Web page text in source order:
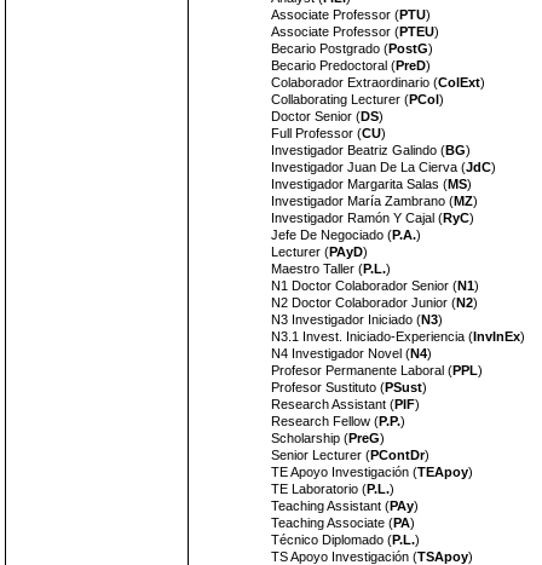
Associate Professor (PTU)
Associate Professor (PTEU)
Becario Postgrado (PostG)
Becario Predoctoral (PreD)
Colaborador Extraordinario (ColExt)
Collaborating Lecturer (PCol)
Doctor Senior (DS)
Full Professor (CU)
Investigador Beatriz Galindo (BG)
Investigador Juan De La Cierva (JdC)
Investigador Margarita Salas (MS)
Investigador María Zambrano (MZ)
Investigador Ramón Y Cajal (RyC)
Jefe De Negociado (P.A.)
Lecturer (PAyD)
Maestro Taller (P.L.)
N1 Doctor Colaborador Senior (N1)
N2 Doctor Colaborador Junior (N2)
N3 Investigador Iniciado (N3)
N3.1 Invest. Iniciado-Experiencia (InvInEx)
N4 Investigador Novel (N4)
Profesor Permanente Laboral (PPL)
Profesor Sustituto (PSust)
Research Assistant (PIF)
Research Fellow (P.P.)
Scholarship (PreG)
Senior Lecturer (PContDr)
TE Apoyo Investigación (TEApoy)
TE Laboratorio (P.L.)
Teaching Assistant (PAy)
Teaching Associate (PA)
Técnico Diplomado (P.L.)
TS Apoyo Investigación (TSApoy)